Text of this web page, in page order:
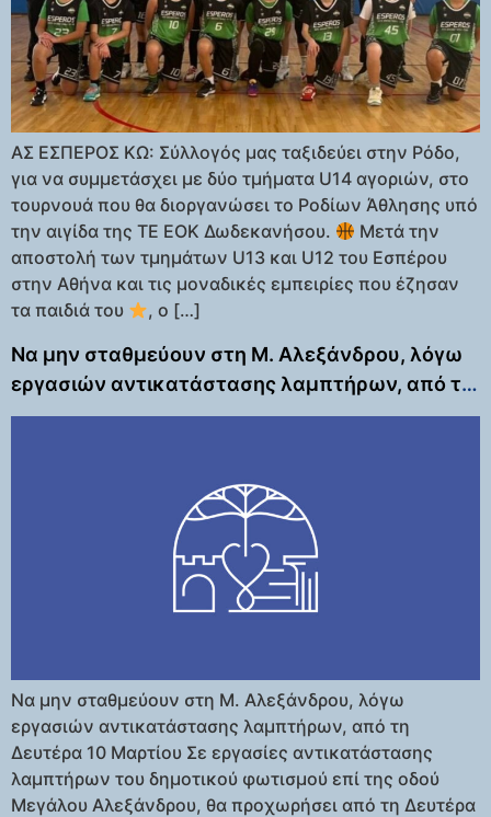
ΑΣ ΕΣΠΕΡΟΣ ΚΩ: Σύλλογός μας ταξιδεύει στην Ρόδο,
για να συμμετάσχει με δύο τμήματα U14 αγοριών, στο
τουρνουά που θα διοργανώσει το Ροδίων Άθλησης υπό
την αιγίδα της ΤΕ ΕΟΚ Δωδεκανήσου.
Μετά την
αποστολή των τμημάτων U13 και U12 του Εσπέρου
στην Αθήνα και τις μοναδικές εμπειρίες που έζησαν
τα παιδιά του
, ο […]
Να μην σταθμεύουν στη Μ. Αλεξάνδρου, λόγω
εργασιών αντικατάστασης λαμπτήρων, από τη
Δευτέρα 10 Μαρτίου
Να μην σταθμεύουν στη Μ. Αλεξάνδρου, λόγω
εργασιών αντικατάστασης λαμπτήρων, από τη
Δευτέρα 10 Μαρτίου Σε εργασίες αντικατάστασης
λαμπτήρων του δημοτικού φωτισμού επί της οδού
Μεγάλου Αλεξάνδρου, θα προχωρήσει από τη Δευτέρα